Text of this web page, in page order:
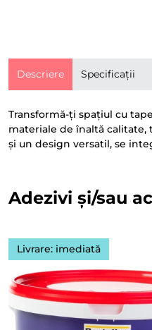
Descriere Specificații
Transformă-ți spațiul cu
materiale de înaltă calitate,
și un design versatil, se
Adezivi și/sau
Livrare: imediată